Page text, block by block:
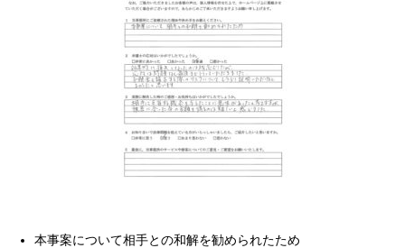
本事案について相手との和解を勧められたため